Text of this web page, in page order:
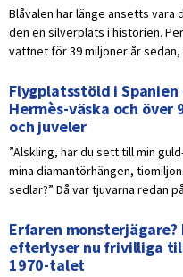
Blåvalen har länge ansetts
den en silverplats i historien.
vattnet för 39 miljoner år
Flygplatsstöld i
Hermès-väska och
och juveler
”Älskling, har du sett till min
mina diamantörhängen,
sedlar?” Då var tjuvarna redan
Erfaren monsterjägare?
efterlyser nu frivilliga
1970-talet